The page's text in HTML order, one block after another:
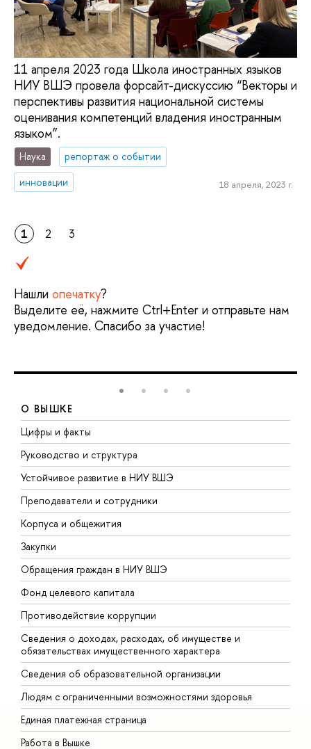
11 апреля 2023 года Школа иностранных языков
НИУ ВШЭ провела форсайт-дискуссию “Векторы и
перспективы развития национальной системы
оценивания компетенций владения иностранным
языком”.
Наука
репортаж о событии
инновации
18 апреля, 2023 г.
1 2 3
Нашли опечатку?
Выделите её, нажмите Ctrl+Enter и отправьте нам
уведомление. Спасибо за участие!
О ВЫШКЕ
Цифры и факты
Руководство и структура
Устойчивое развитие в НИУ ВШЭ
Преподаватели и сотрудники
Корпуса и общежития
Закупки
Обращения граждан в НИУ ВШЭ
Фонд целевого капитала
Противодействие коррупции
Сведения о доходах, расходах, об имуществе и
обязательствах имущественного характера
Сведения об образовательной организации
Людям с ограниченными возможностями здоровья
Единая платежная страница
Работа в Вышке